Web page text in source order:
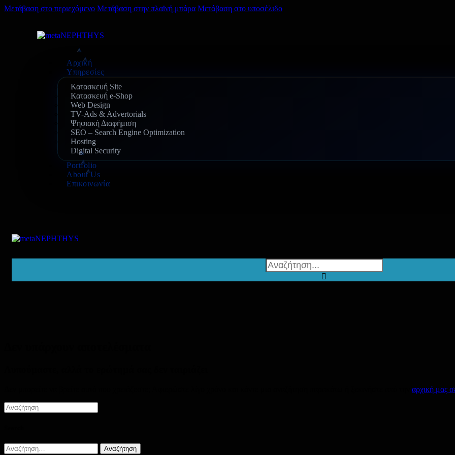
Μετάβαση στο περιεχόμενο Μετάβαση στην πλαϊνή μπάρα Μετάβαση στο υποσέλιδο
Αρχική
Υπηρεσίες
Κατασκευή Site
Κατασκευή e-Shop
Web Design
TV-Ads & Advertorials
Ψηφιακή Διαφήμιση
SEO – Search Engine Optimization
Hosting
Digital Security
Portfolio
About Us
Επικοινωνία
αρχική μας